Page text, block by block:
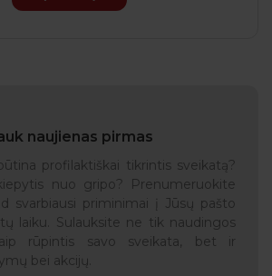
naujienas pirmas
profilaktiškai tikrintis sveikatą?
nuo gripo? Prenumeruokite
svarbiausi priminimai į Jūsų pašto
laiku. Sulauksite ne tik naudingos
rūpintis savo sveikata, bet ir
bei akcijų.